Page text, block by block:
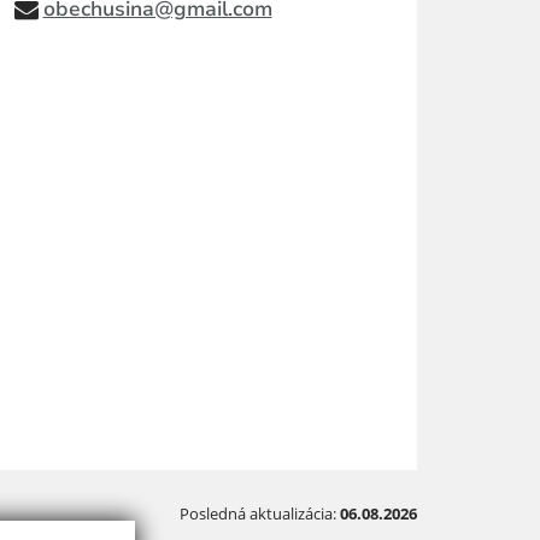
obechusina@gmail.com
Posledná aktualizácia:06.08.2026